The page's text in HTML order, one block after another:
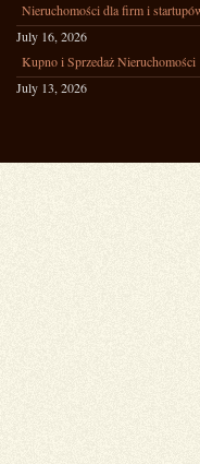
Nieruchomości dla firm i
July 16, 2026
Kupno i Sprzedaż Nieruchomości
July 13, 2026